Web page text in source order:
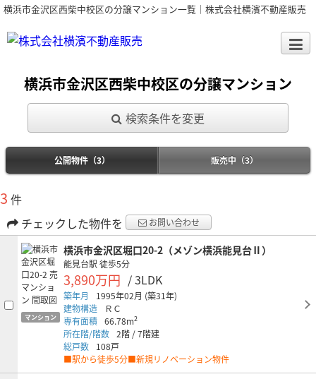
横浜市金沢区西柴中校区の分譲マンション一覧｜株式会社横濱不動産販売
横浜市金沢区西柴中校区の分譲マンション
検索条件を変更
公開物件（3） 販売中（3）
3 件
チェックした物件を
お問い合わせ
マンション
横浜市金沢区堀口20-2（メゾン横浜能見台Ⅱ）
能見台駅 徒歩5分
3,890万円 / 3LDK
築年月 1995年02月 (築31年)
建物構造
ＲＣ
専有面積 66.78m2
所在階/階数 2階 /7階建
総戸数
108戸
■駅から徒歩5分■新規リノベーション物件